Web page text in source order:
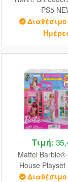
PS5
Τιμή:
Mattel Barbie®
House Playset